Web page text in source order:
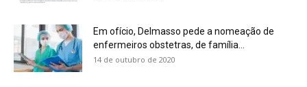
Em ofício, Delmasso pede a nomeação de
enfermeiros obstetras, de família...
14 de outubro de 2020